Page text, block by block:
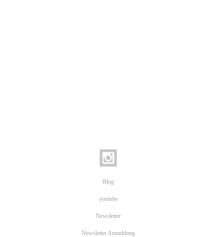
Blog
youtube
Newsletter
Newsletter Anmeldung